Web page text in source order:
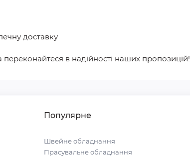
доставку
переконайтеся в надійності наших пропозицій!
Популярне
Швейне обладнання
Прасувальне обладнання